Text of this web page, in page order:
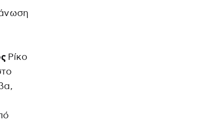
Ρίκο